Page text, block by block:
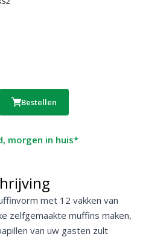
Bestellen
morgen in huis*
met 12 vakken van
zelfgemaakte muffins maken,
van uw gasten zult